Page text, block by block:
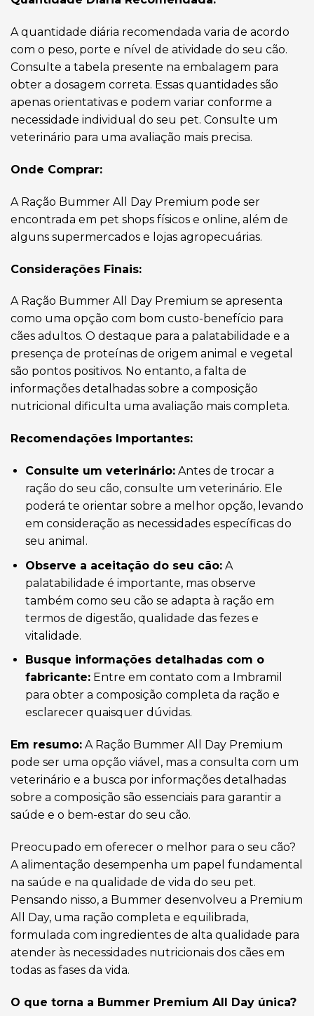
A quantidade diária recomendada varia de acordo
com o peso, porte e nível de atividade do seu cão.
Consulte a tabela presente na embalagem para
obter a dosagem correta. Essas quantidades são
apenas orientativas e podem variar conforme a
necessidade individual do seu pet. Consulte um
veterinário para uma avaliação mais precisa.
Onde Comprar:
A Ração Bummer All Day Premium pode ser
encontrada em pet shops físicos e online, além de
alguns supermercados e lojas agropecuárias.
Considerações Finais:
A Ração Bummer All Day Premium se apresenta
como uma opção com bom custo-benefício para
cães adultos. O destaque para a palatabilidade e a
presença de proteínas de origem animal e vegetal
são pontos positivos. No entanto, a falta de
informações detalhadas sobre a composição
nutricional dificulta uma avaliação mais completa.
Recomendações Importantes:
Consulte um veterinário:Antes de trocar a
ração do seu cão, consulte um veterinário. Ele
poderá te orientar sobre a melhor opção, levando
em consideração as necessidades específicas do
seu animal.
Observe a aceitação do seu cão:A
palatabilidade é importante, mas observe
também como seu cão se adapta à ração em
termos de digestão, qualidade das fezes e
vitalidade.
Busque informações detalhadas com o
fabricante:Entre em contato com a Imbramil
para obter a composição completa da ração e
esclarecer quaisquer dúvidas.
Em resumo: A Ração Bummer All Day Premium
pode ser uma opção viável, mas a consulta com um
veterinário e a busca por informações detalhadas
sobre a composição são essenciais para garantir a
saúde e o bem-estar do seu cão.
Preocupado em oferecer o melhor para o seu cão?
A alimentação desempenha um papel fundamental
na saúde e na qualidade de vida do seu pet.
Pensando nisso, a Bummer desenvolveu a Premium
All Day, uma ração completa e equilibrada,
formulada com ingredientes de alta qualidade para
atender às necessidades nutricionais dos cães em
todas as fases da vida.
O que torna a Bummer Premium All Day única?